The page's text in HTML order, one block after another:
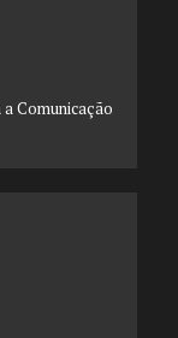
Comunicação